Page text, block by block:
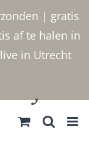
| gratis
af te halen in
in Utrecht
030 2400000